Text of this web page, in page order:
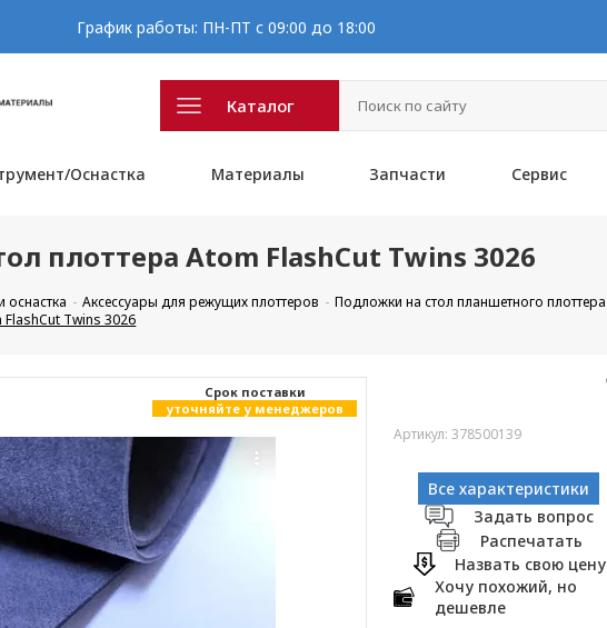
График работы: ПН-ПТ с 09:00 до 18:00
Каталог
Оснастка Материалы Запчасти Сервис
плоттера Atom FlashCut Twins 3026
оснастка Аксессуары для режущих плоттеров Подложки на стол планшетного плоттера
Twins 3026
Cрок поставки
уточняйте у менеджеров
Артикул: 378500139
Все характеристики
Задать вопрос
Распечатать
Назвать свою цену
Хочу похожий, но
дешевле